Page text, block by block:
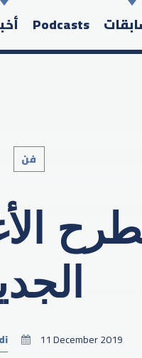
Podcasts
the website:
فن
11 December 2019